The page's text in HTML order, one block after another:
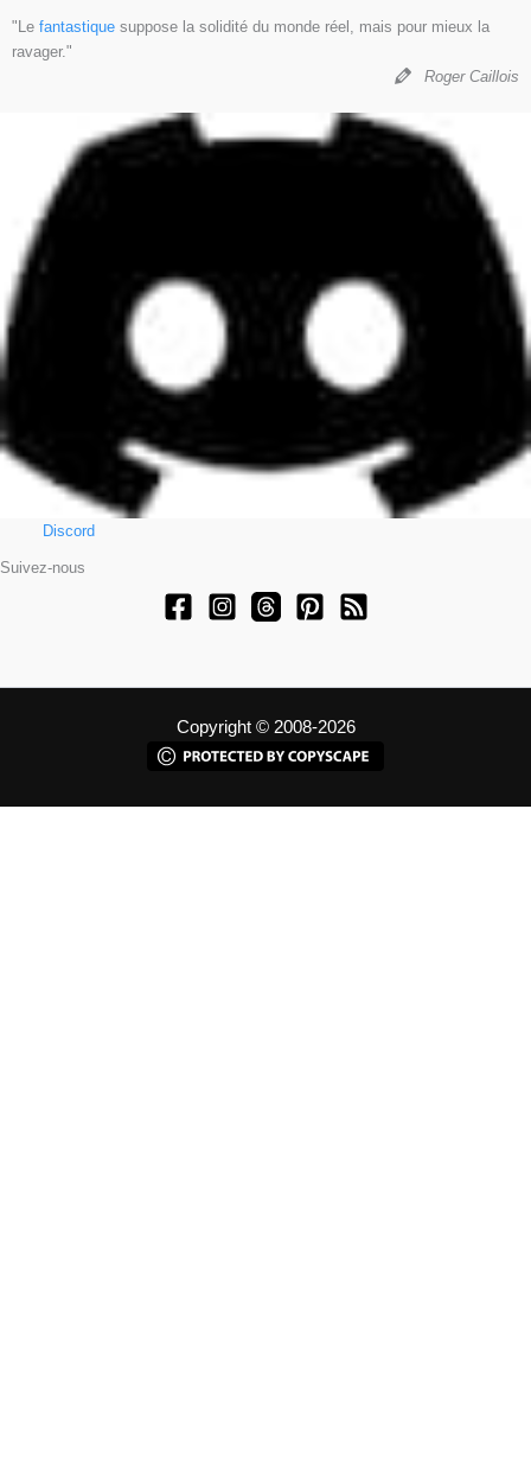
"Le fantastique suppose la solidité du monde réel, mais pour mieux la
ravager."
Roger Caillois
Discord
Suivez-nous
Copyright © 2008-2026